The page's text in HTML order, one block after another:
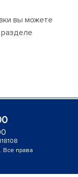
вы можете
Все права